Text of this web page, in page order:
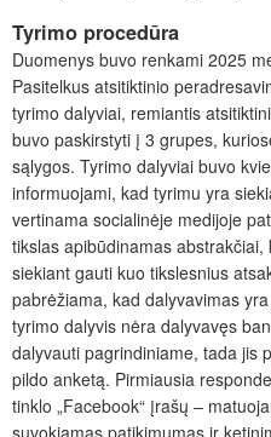
Tyrimo procedūra
Duomenys buvo renkami 2025
Pasitelkus atsitiktinio
tyrimo dalyviai, remiantis
buvo paskirstyti į 3 grupes,
sąlygos. Tyrimo dalyviai buvo
informuojami, kad tyrimu yra
vertinama socialinėje medijoje
tikslas apibūdinamas
siekiant gauti kuo tikslesnius
pabrėžiama, kad dalyvavimas
tyrimo dalyvis nėra dalyvavęs
dalyvauti pagrindiniame, tada jis
pildo anketą. Pirmiausia
tinklo „Facebook“ įrašų –